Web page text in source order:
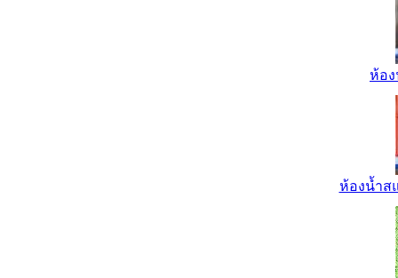
ห้อ
ห้องน้ำส